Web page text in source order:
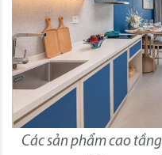
Các sản phẩm cao